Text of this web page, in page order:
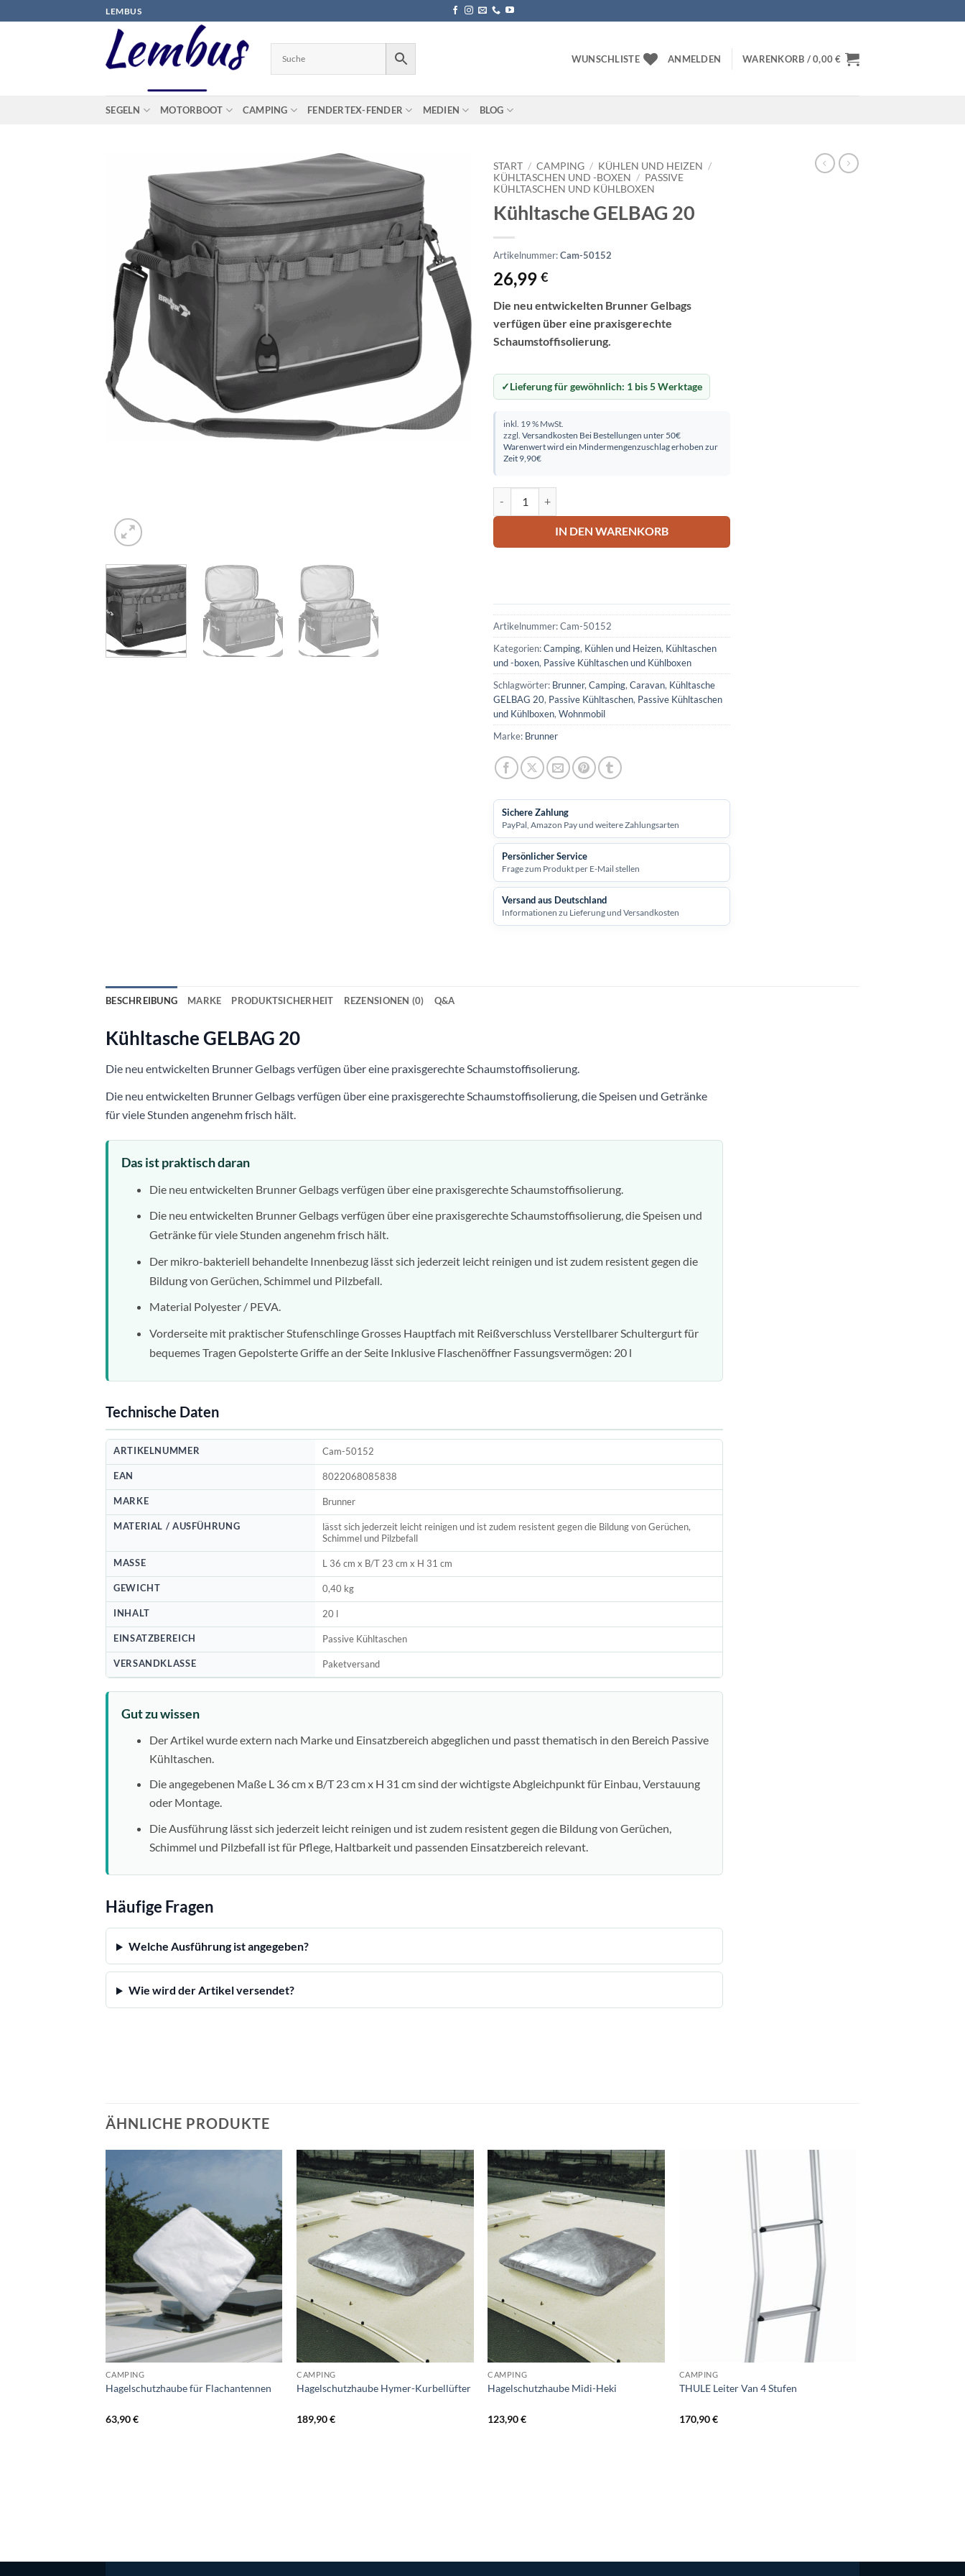
Inhalt
LEMBUS
WUNSCHLISTE ANMELDEN WARENKORB /0,00€
SEGELN MOTORBOOT CAMPING FENDERTEX-FENDER MEDIEN BLOG
START / CAMPING / KÜHLEN UND HEIZEN /
KÜHLTASCHEN UND -BOXEN / PASSIVE
KÜHLTASCHEN UND KÜHLBOXEN
Kühltasche GELBAG 20
Artikelnummer:Cam-50152
26,99 €
Die neu entwickelten Brunner Gelbags
verfügen über eine praxisgerechte
Schaumstoffisolierung.
Lieferung für gewöhnlich: 1 bis 5 Werktage
inkl. 19 % MwSt.
zzgl. Versandkosten Bei Bestellungen unter 50€
Warenwert wird ein Mindermengenzuschlag erhoben zur
Zeit 9,90€
IN DEN WARENKORB
Artikelnummer:Cam-50152
Kategorien:Camping, Kühlen und Heizen, Kühltaschen
und -boxen, Passive Kühltaschen und Kühlboxen
Schlagwörter: Brunner, Camping, Caravan, Kühltasche
GELBAG 20, Passive Kühltaschen, Passive Kühltaschen
und Kühlboxen, Wohnmobil
Marke: Brunner
Sichere Zahlung
PayPal, Amazon Pay und weitere Zahlungsarten
Persönlicher Service
Frage zum Produkt per E-Mail stellen
Versand aus Deutschland
Informationen zu Lieferung und Versandkosten
BESCHREIBUNG MARKE PRODUKTSICHERHEIT REZENSIONEN (0) Q&A
Kühltasche GELBAG 20
Die neu entwickelten Brunner Gelbags verfügen über eine praxisgerechte Schaumstoffisolierung.
Die neu entwickelten Brunner Gelbags verfügen über eine praxisgerechte Schaumstoffisolierung, die Speisen und Getränke
für viele Stunden angenehm frisch hält.
Das ist praktisch daran
Die neu entwickelten Brunner Gelbags verfügen über eine praxisgerechte Schaumstoffisolierung.
Die neu entwickelten Brunner Gelbags verfügen über eine praxisgerechte Schaumstoffisolierung, die Speisen und
Getränke für viele Stunden angenehm frisch hält.
Der mikro-bakteriell behandelte Innenbezug lässt sich jederzeit leicht reinigen und ist zudem resistent gegen die
Bildung von Gerüchen, Schimmel und Pilzbefall.
Material Polyester / PEVA.
Vorderseite mit praktischer Stufenschlinge Grosses Hauptfach mit Reißverschluss Verstellbarer Schultergurt für
bequemes Tragen Gepolsterte Griffe an der Seite Inklusive Flaschenöffner Fassungsvermögen: 20 l
Technische Daten
ARTIKELNUMMER Cam-50152
EAN 8022068085838
MARKE Brunner
MATERIAL / AUSFÜHRUNG
lässt sich jederzeit leicht reinigen und ist zudem resistent gegen die Bildung von Gerüchen,
Schimmel und Pilzbefall
MASSE L 36 cm x B/T 23 cm x H 31 cm
GEWICHT 0,40 kg
INHALT 20 l
EINSATZBEREICH Passive Kühltaschen
VERSANDKLASSE Paketversand
Gut zu wissen
Der Artikel wurde extern nach Marke und Einsatzbereich abgeglichen und passt thematisch in den Bereich Passive
Kühltaschen.
Die angegebenen Maße L 36 cm x B/T 23 cm x H 31 cm sind der wichtigste Abgleichpunkt für Einbau, Verstauung
oder Montage.
Die Ausführung lässt sich jederzeit leicht reinigen und ist zudem resistent gegen die Bildung von Gerüchen,
Schimmel und Pilzbefall ist für Pflege, Haltbarkeit und passenden Einsatzbereich relevant.
Häufige Fragen
Welche Ausführung ist angegeben?
Wie wird der Artikel versendet?
ÄHNLICHE PRODUKTE
CAMPING
Hagelschutzhaube für Flachantennen
63,90€
CAMPING
Hagelschutzhaube Hymer-Kurbellüfter
189,90€
CAMPING
Hagelschutzhaube Midi-Heki
123,90€
CAMPING
THULE Leiter Van 4 Stufen
170,90€